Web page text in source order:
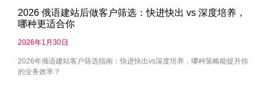
2026 俄语建站后做客户筛选：快进快出 vs 深度培养，
哪种更适合你
2026年1月30日
2026年俄语建站客户筛选指南：快进快出vs深度培养，哪种策略能提升你
的业务效率？